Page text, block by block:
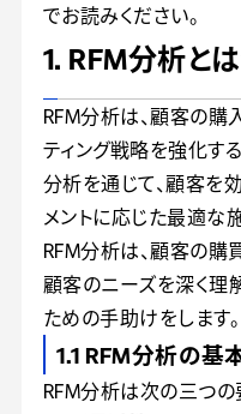
でお読みください。
1. RFM分析と
RFM分析は、顧客の購
ティング戦略を強化す
分析を通じて、顧客を
メントに応じた最適な
RFM分析は、顧客の購
顧客のニーズを深く理
ための手助けをします。
1.1 RFM分析の基
RFM分析は次の三つの